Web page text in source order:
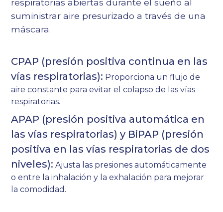
suministrar aire presurizado a través de una
máscara.
CPAP (presión positiva continua en las
vías respiratorias): Proporciona un flujo de
aire constante para evitar el colapso de las vías
respiratorias.
APAP (presión positiva automática en
las vías respiratorias) y BiPAP (presión
positiva en las vías respiratorias de dos
niveles): Ajusta las presiones automáticamente
o entre la inhalación y la exhalación para mejorar
la comodidad.